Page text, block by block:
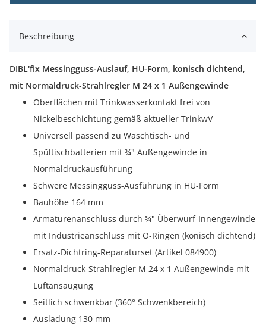
Beschreibung
DIBL'fix Messingguss-Auslauf, HU-Form, konisch dichtend,
mit Normaldruck-Strahlregler M 24 x 1 Außengewinde
Oberflächen mit Trinkwasserkontakt frei von
Nickelbeschichtung gemäß aktueller TrinkwV
Universell passend zu Waschtisch- und
Spültischbatterien mit ¾" Außengewinde in
Normaldruckausführung
Schwere Messingguss-Ausführung in HU-Form
Bauhöhe 164 mm
Armaturenanschluss durch ¾" Überwurf-Innengewinde
mit Industrieanschluss mit O-Ringen (konisch dichtend)
Ersatz-Dichtring-Reparaturset (Artikel 084900)
Normaldruck-Strahlregler M 24 x 1 Außengewinde mit
Luftansaugung
Seitlich schwenkbar (360° Schwenkbereich)
Ausladung 130 mm